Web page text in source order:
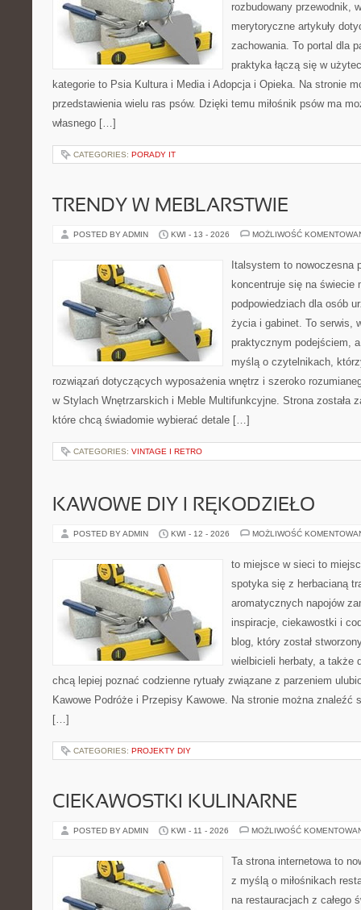
rozbudowany przewodnik,
merytoryczne artykuły
zachowania. To portal dla
praktyka łączą się w
kategorie to Psia Kultura i Media i Adopcja i Opieka. Na stronie
przedstawienia wielu ras psów. Dzięki temu miłośnik psów ma
własnego […]
CATEGORIES: PORADY IT
TRENDY W MEBLARSTWIE
POSTED BY ADMIN KWI - 13 - 2026 MOŻLIWOŚĆ
Italsystem to nowoczesna
koncentruje się na świecie
podpowiedziach dla osób
życia i gabinet. To serwis,
praktycznym podejściem,
myślą o czytelnikach,
rozwiązań dotyczących wyposażenia wnętrz i szeroko
w Stylach Wnętrzarskich i Meble Multifunkcyjne. Strona została
które chcą świadomie wybierać detale […]
CATEGORIES: VINTAGE I RETRO
KAWOWE DIY I RĘKODZIEŁO
POSTED BY ADMIN KWI - 12 - 2026 MOŻLIWOŚĆ
to miejsce w sieci to
spotyka się z herbacianą
aromatycznych napojów
inspiracje, ciekawostki i
blog, który został
wielbicieli herbaty, a także
chcą lepiej poznać codzienne rytuały związane z parzeniem
Kawowe Podróże i Przepisy Kawowe. Na stronie można znaleźć
[…]
CATEGORIES: PROJEKTY DIY
CIEKAWOSTKI KULINARNE
POSTED BY ADMIN KWI - 11 - 2026 MOŻLIWOŚĆ
Ta strona internetowa to
z myślą o miłośnikach
na restauracjach z całego